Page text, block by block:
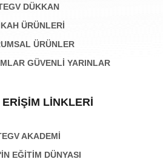
DÜKKAN
ÜRÜNLERİ
ÜRÜNLER
GÜVENLI YARINLAR
ERIŞIM LINKLERI
AKADEMI
EĞİTİM DÜNYASI